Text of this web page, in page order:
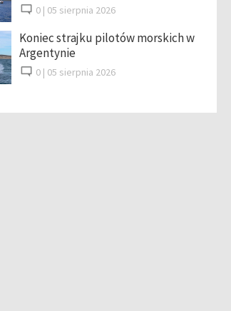
0 | 05 sierpnia 2026
Koniec strajku pilotów morskich w
Argentynie
0 | 05 sierpnia 2026